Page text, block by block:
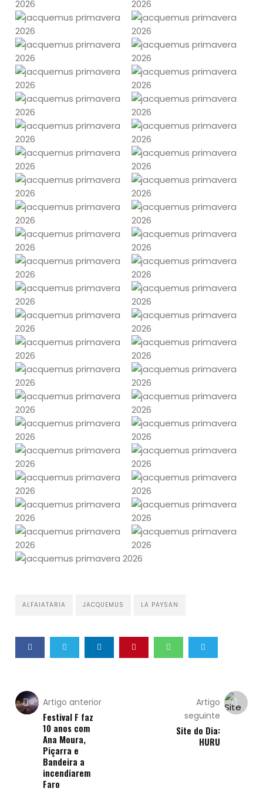
ALFAIATARIA JACQUEMUS LA PAYSAN
Artigo anterior
Festival F faz
10 anos com
Ana Moura,
Piçarra e
Bandeira a
incendiarem
Faro
Artigo
seguinte
Site do Dia:
HURU